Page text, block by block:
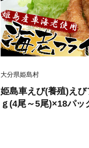
大分県姫島村
姫島車えび(養殖)え
ｇ(4尾～5尾)×18パッ